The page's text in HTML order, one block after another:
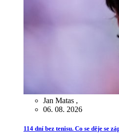
Jan Matas ,
06. 08. 2026
114 dní bez tenisu. Co se děje se